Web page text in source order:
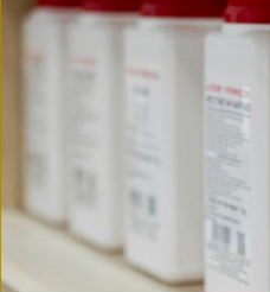
Ingrédients : isomalt E953
Label/Régime : compatible
Usages : décors en sucre,
Dosage : 1 kg d'isomalt +
Porter le mélange d'eau
Sucre coulé : travailler à
Sucre satiné : monter à
Au delà de 185°C : risque